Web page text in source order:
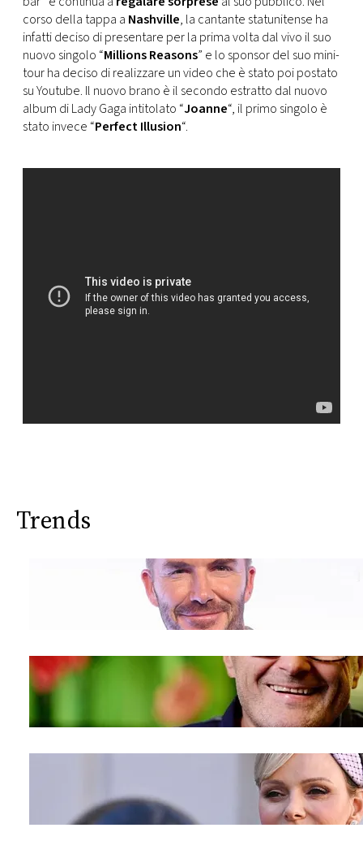
CONSIGLIA
corso della tappa a Nashville, la cantante statunitense ha
infatti deciso di presentare per la prima volta dal vivo il suo
nuovo singolo “Millions Reasons” e lo sponsor del suo mini-
tour ha deciso di realizzare un video che è stato poi postato
su Youtube. Il nuovo brano è il secondo estratto dal nuovo
album di Lady Gaga intitolato “Joanne“, il primo singolo è
stato invece “Perfect Illusion“.
Trends